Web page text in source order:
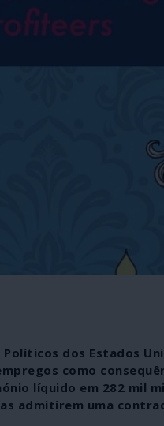
dos Estados
como
líquido em 282 mil
admitirem uma